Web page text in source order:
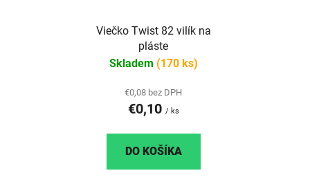
Viečko Twist 82 vilík na
pláste
Skladem (170 ks)
€0,08 bez DPH
€0,10 / ks
DO KOŠÍKA